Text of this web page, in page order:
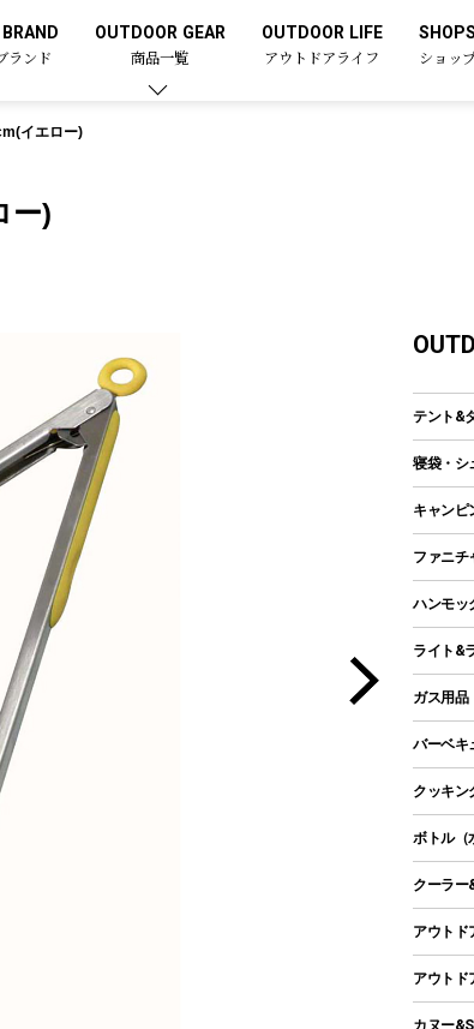
ランド
OUTDOOR GEAR
商品一覧
OUTDOOR LIFE
アウトドアライフ
SHOPS
ショッ
イエロー)
ー)
テント&
テント
ツー
ワン
シェル
ソロ
ロッ
タープ
スク
メッ
自立
パラ
テント
寝袋・シ
レクタ
インナ
キャンピ
キャン
インフ
ファニチ
アウト
レジャ
ハンモッ
ライト&
LEDラ
ガス
オイル
LEDラ
ヘッド
キャン
ガス用品
ガスバ
ガス缶
ガス
バーベキ
バーベ
焚き
卓上
パー
ソロ
クッキン
ダッチ
ホット
クッカ
ボトル（
ステン
コッ
ワン
プラス
クーラー
クーラ
クーラ
ウォー
アウトド
アウト
アウトド
バック
カヌー